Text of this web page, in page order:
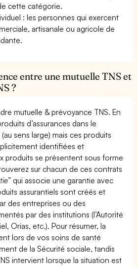
cette catégorie.
: les personnes qui exercent
artisanale ou agricole de
entre une mutuelle TNS et
?
mutuelle & prévoyance TNS. En
d’assurances dans le
sens large) mais ces produits
identifiées et
produits se présentent sous forme
sur chacun de ces contrats
” qui associe une garantie avec
assurantiels sont créés et
des entreprises ou des
par des institutions (l’Autorité
Orias, etc.). Pour résumer, la
lors de vos soins de santé
de la Sécurité sociale, tandis
intervient lorsque la situation est